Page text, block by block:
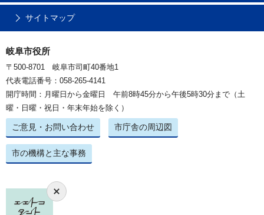
サイトマップ
岐阜市役所
〒500-8701 岐阜市司町40番地1
代表電話番号：058-265-4141
開庁時間：月曜日から金曜日 午前8時45分から午後5時30分まで（土
曜・日曜・祝日・年末年始を除く）
ご意見・お問い合わせ 市庁舎の周辺図
市の機構と主な事務